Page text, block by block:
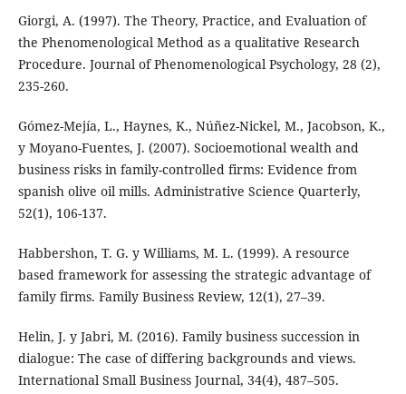
Giorgi, A. (1997). The Theory, Practice, and Evaluation of
the Phenomenological Method as a qualitative Research
Procedure. Journal of Phenomenological Psychology, 28 (2),
235-260.
Gómez-Mejía, L., Haynes, K., Núñez-Nickel, M., Jacobson, K.,
y Moyano-Fuentes, J. (2007). Socioemotional wealth and
business risks in family-controlled firms: Evidence from
spanish olive oil mills. Administrative Science Quarterly,
52(1), 106-137.
Habbershon, T. G. y Williams, M. L. (1999). A resource
based framework for assessing the strategic advantage of
family firms. Family Business Review, 12(1), 27–39.
Helin, J. y Jabri, M. (2016). Family business succession in
dialogue: The case of differing backgrounds and views.
International Small Business Journal, 34(4), 487–505.